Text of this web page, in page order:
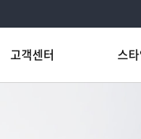
고객센터 스